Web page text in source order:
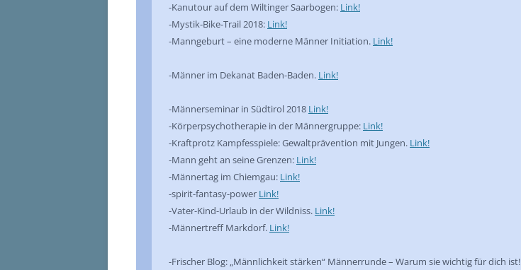
-Kanutour auf dem Wiltinger Saarbogen: Link!
-Mystik-Bike-Trail 2018: Link!
-Manngeburt – eine moderne Männer Initiation. Link!
-Männer im Dekanat Baden-Baden. Link!
-Männerseminar in Südtirol 2018 Link!
-Körperpsychotherapie in der Männergruppe: Link!
-Kraftprotz Kampfesspiele: Gewaltprävention mit Jungen. Link!
-Mann geht an seine Grenzen: Link!
-Männertag im Chiemgau: Link!
-spirit-fantasy-power Link!
-Vater-Kind-Urlaub in der Wildniss. Link!
-Männertreff Markdorf. Link!
-Frischer Blog: „Männlichkeit stärken“ Männerrunde – Warum sie wichtig für dich ist!